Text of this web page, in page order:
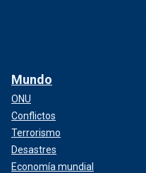
Mundo
ONU
Conflictos
Terrorismo
Desastres
Economía mundial